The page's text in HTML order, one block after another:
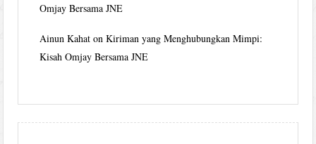
Omjay Bersama JNE
Ainun Kahat onKiriman yang Menghubungkan Mimpi:
Kisah Omjay Bersama JNE